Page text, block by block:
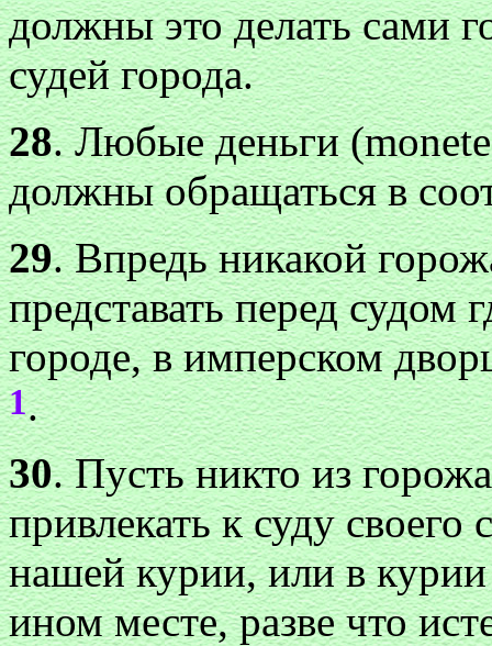
должны это делать сами
судей города.
28. Любые деньги
должны обращаться в
29. Впредь никакой
представать перед судом
городе, в имперском
1.
30. Пусть никто из
привлекать к суду
нашей курии, или в
ином месте, разве что